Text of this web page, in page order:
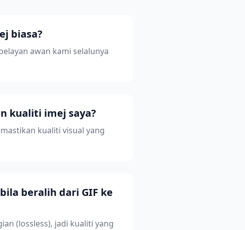
biasa?
awan kami selalunya
kualiti imej saya?
kualiti visual yang
beralih dari GIF ke
(lossless), jadi kualiti yang